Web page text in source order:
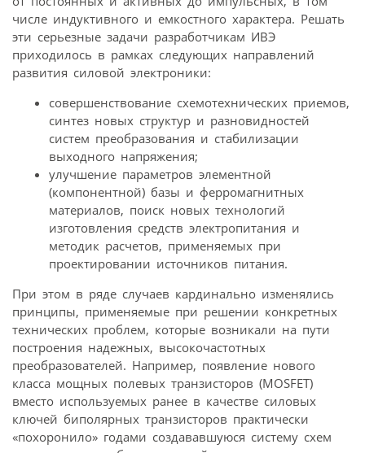
числе индуктивного и емкостного характера. Решать
эти серьезные задачи разработчикам ИВЭ
приходилось в рамках следующих направлений
развития силовой электроники:
совершенствование схемотехнических приемов,
синтез новых структур и разновидностей
систем преобразования и стабилизации
выходного напряжения;
улучшение параметров элементной
(компонентной) базы и ферромагнитных
материалов, поиск новых технологий
изготовления средств электропитания и
методик расчетов, применяемых при
проектировании источников питания.
При этом в ряде случаев кардинально изменялись
принципы, применяемые при решении конкретных
технических проблем, которые возникали на пути
построения надежных, высокочастотных
преобразователей. Например, появление нового
класса мощных полевых транзисторов (MOSFET)
вместо используемых ранее в качестве силовых
ключей биполярных транзисторов практически
«похоронило» годами создававшуюся систему схем